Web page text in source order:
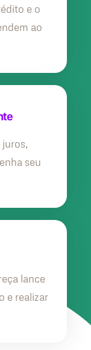
e o
ao
juros,
seu
lance
e realizar